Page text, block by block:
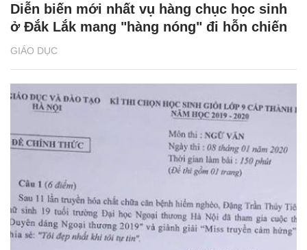
GIÁO DỤC
Diễn biến mới nhất vụ hàng chục học sinh
ở Đắk Lắk mang "hàng nóng" đi hỗn chiến